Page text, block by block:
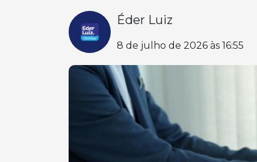
Éder Luiz
8 de julho de 2026 às 16:55